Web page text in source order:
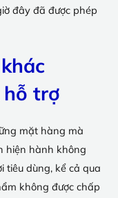
đây đã được phép
hỗ trợ
mặt hàng mà
hiện hành không
tiêu dùng, kể cả qua
không được chấp